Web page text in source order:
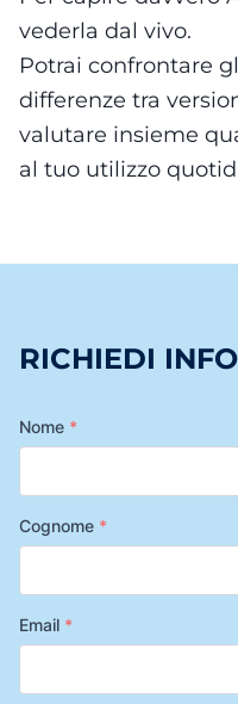
vederla dal vivo.
Potrai confrontare
differenze tra
valutare insieme
al tuo utilizzo
RICHIEDI
Nome *
Cognome *
Email *